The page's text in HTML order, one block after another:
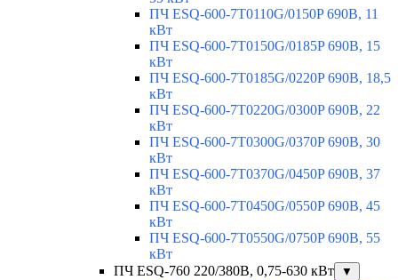
ПЧ ESQ-600-7T0110G/0150P 690В, 11
кВт
ПЧ ESQ-600-7T0150G/0185P 690В, 15
кВт
ПЧ ESQ-600-7T0185G/0220P 690В, 18,5
кВт
ПЧ ESQ-600-7T0220G/0300P 690В, 22
кВт
ПЧ ESQ-600-7T0300G/0370P 690В, 30
кВт
ПЧ ESQ-600-7T0370G/0450P 690В, 37
кВт
ПЧ ESQ-600-7T0450G/0550P 690В, 45
кВт
ПЧ ESQ-600-7T0550G/0750P 690В, 55
кВт
ПЧ ESQ-760 220/380В, 0,75-630 кВт
▼